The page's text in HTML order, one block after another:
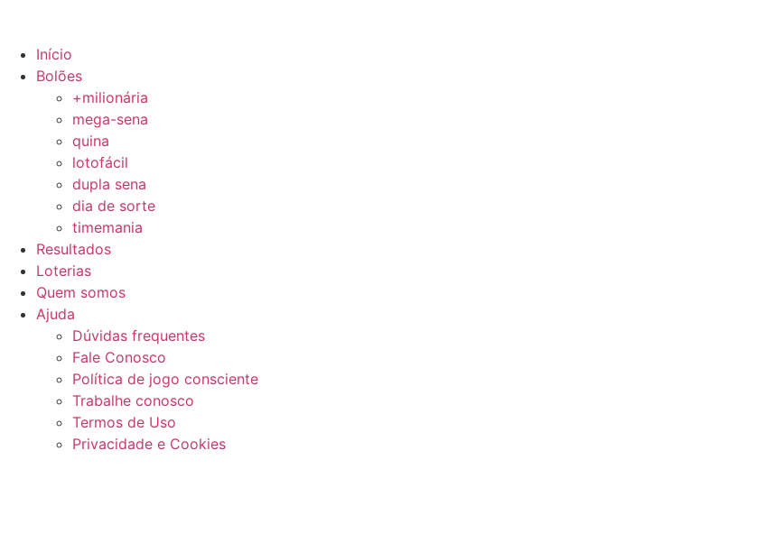
Início
Bolões
+milionária
mega-sena
quina
lotofácil
dupla sena
dia de sorte
timemania
Resultados
Loterias
Quem somos
Ajuda
Dúvidas frequentes
Fale Conosco
Política de jogo consciente
Trabalhe conosco
Termos de Uso
Privacidade e Cookies